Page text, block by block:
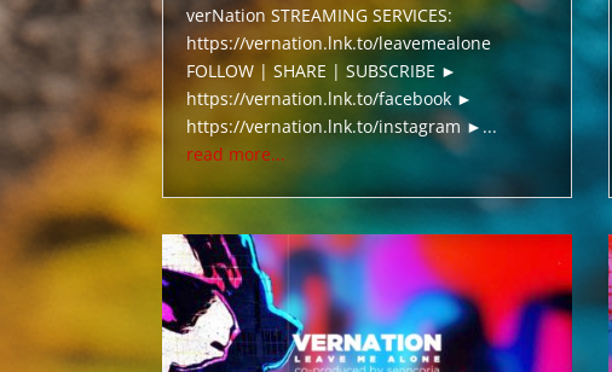
verNation STREAMING SERVICES:
https://vernation.lnk.to/leavemealone
FOLLOW | SHARE | SUBSCRIBE ►
https://vernation.lnk.to/facebook ►
https://vernation.lnk.to/instagram ►...
read more...